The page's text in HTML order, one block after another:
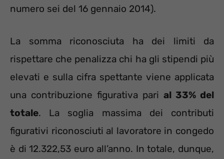
numero sei del 16 gennaio 2014).
La somma riconosciuta ha dei limiti da
rispettare che penalizza chi ha gli stipendi più
elevati e sulla cifra spettante viene applicata
una contribuzione figurativa pari al 33% del
totale. La soglia massima dei contributi
figurativi riconosciuti al lavoratore in congedo
è di 12.322,53 euro all’anno. In totale, dunque,